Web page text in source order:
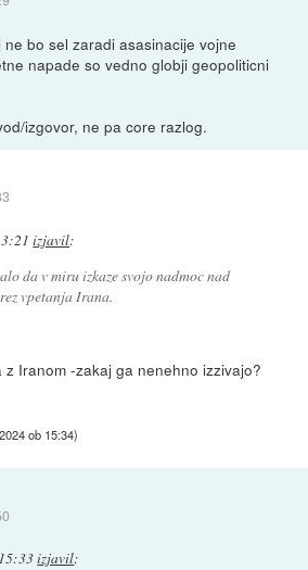
bo sel zaradi asasinacije vojne
napade so vedno globji geopoliticni
izgovor, ne pa core razlog.
izjavil:
da v miru izkaze svojo nadmoc nad
vpetanja Irana.
Iranom -zakaj ga nenehno izzivajo?
ob 15:34)
izjavil: